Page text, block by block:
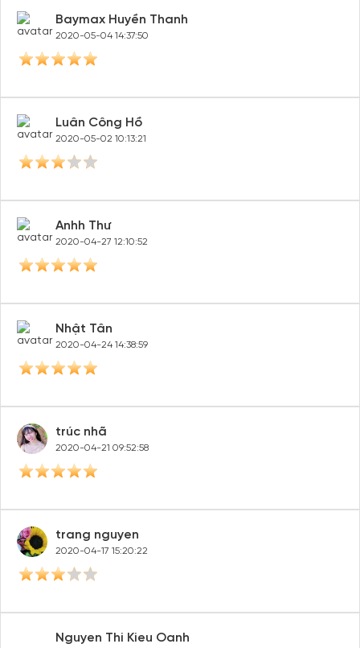
Baymax Huyền Thanh
2020-05-04 14:37:50
Luân Công Hồ
2020-05-02 10:13:21
Anhh Thư
2020-04-27 12:10:52
Nhật Tân
2020-04-24 14:38:59
trúc nhã
2020-04-21 09:52:58
trang nguyen
2020-04-17 15:20:22
Nguyen Thi Kieu Oanh
Tạo tài khoản nhanh - nhận nhiều ưu
dành cho thành viên đến từ các đối tác của Gody.vn dành
cho cộng đồng.
Đăng nhập Facebook